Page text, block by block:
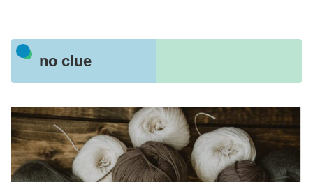
no clue